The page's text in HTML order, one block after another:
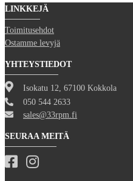
LINKKEJÄ
Toimitusehdot
Ostamme levyjä
YHTEYSTIEDOT
Isokatu 12, 67100 Kokkola
050 544 2633
sales@33rpm.fi
SEURAA MEITÄ